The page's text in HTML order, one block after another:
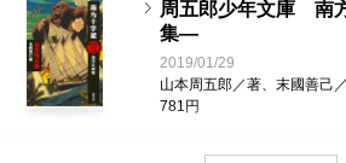
料を加えて再編集した、まさに決定
説全集”となっています。今回が初
田龍介シリーズの名作で、本格ミス
成度が高い「黄色毒矢事件」（『
周五郎少年文庫 南
集―
2019/01/29
山本周五郎／著、末國善己
781円